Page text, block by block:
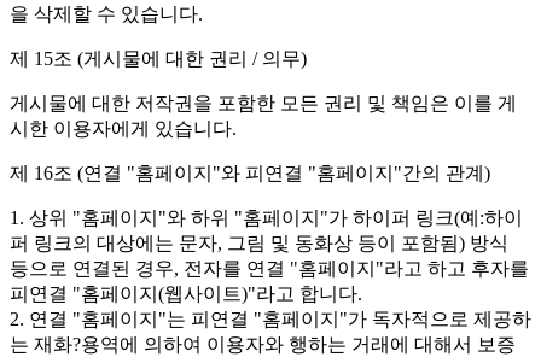
을 삭제할 수 있습니다.
제 15조 (게시물에 대한 권리 / 의무)
게시물에 대한 저작권을 포함한 모든 권리 및 책임은 이를 게
시한 이용자에게 있습니다.
제 16조 (연결 "홈페이지"와 피연결 "홈페이지"간의 관계)
1. 상위 "홈페이지"와 하위 "홈페이지"가 하이퍼 링크(예:하이
퍼 링크의 대상에는 문자, 그림 및 동화상 등이 포함됨) 방식
등으로 연결된 경우, 전자를 연결 "홈페이지"라고 하고 후자를
피연결 "홈페이지(웹사이트)"라고 합니다.
2. 연결 "홈페이지"는 피연결 "홈페이지"가 독자적으로 제공하
는 재화?용역에 의하여 이용자와 행하는 거래에 대해서 보증